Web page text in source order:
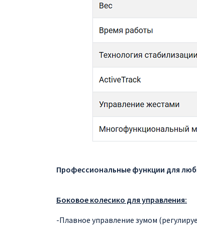
Профессиональные функции для
Боковое колесико для управления:
-Плавное управление зумом